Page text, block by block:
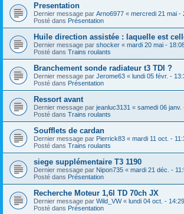
Presentation
Dernier message par Arno6977 « mercredi 21 mai -
Posté dans Présentation
Huile direction assistée : laquelle est
Dernier message par shocker « mardi 20 mai -
Posté dans Trains roulants
Branchement sonde radiateur t3 TDI ?
Dernier message par Jerome63 « lundi 05 févr. -
Posté dans Présentation
Ressort avant
Dernier message par jeanluc3131 « samedi 06 janv.
Posté dans Trains roulants
Soufflets de cardan
Dernier message par Pierrick83 « mardi 11 oct. -
Posté dans Trains roulants
siege supplémentaire T3 1190
Dernier message par Nipon735 « mardi 21 déc. -
Posté dans Présentation
Recherche Moteur 1,6l TD 70ch JX
Dernier message par Wild_VW« lundi 04 oct. - 14:29
Posté dans Présentation